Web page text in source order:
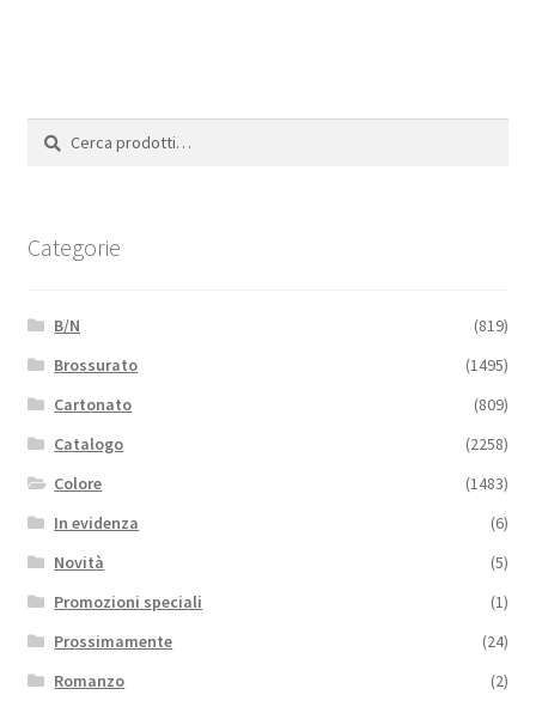
Cerca:
Cerca
Categorie
B/N
(819)
Brossurato
(1495)
Cartonato
(809)
Catalogo
(2258)
Colore
(1483)
In evidenza
(6)
Novità
(5)
Promozioni speciali
(1)
Prossimamente
(24)
Romanzo
(2)